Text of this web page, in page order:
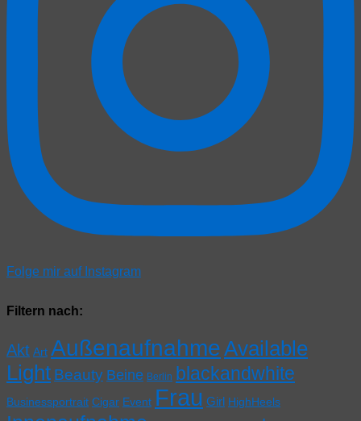
Folge mir auf Instagram
Filtern nach:
Akt Art AußenaufnahmeAvailable
Light Beauty Beine Berlin blackandwhite
Businessportrait Cigar Event Frau Girl HighHeels